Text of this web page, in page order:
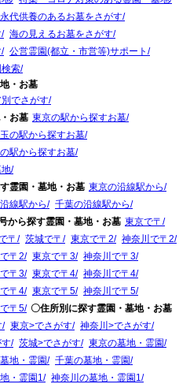
永代供養のあるお墓をさがす
海の見えるお墓をさがす
公営霊園(都立・市営等)サポート
索
・お墓
でさがす
お墓 東京の駅から探すお墓
の駅から探すお墓
駅から探すお墓
霊園・墓地・お墓 東京の沿線駅から
線駅から
千葉の沿線駅から
から探す霊園・墓地・お墓 東京で〒
〒 茨城で〒 東京で〒2
神奈川で〒2
〒2 東京で〒3
神奈川で〒3
〒3 東京で〒4
神奈川で〒4
〒4 東京で〒5
神奈川で〒5
〒5
〇住所別に探す霊園・墓地・お墓
東京>でさがす
神奈川>でさがす
茨城>でさがす
東京の墓地・霊園
地・霊園
千葉の墓地・霊園
・霊園1
神奈川の墓地・霊園1